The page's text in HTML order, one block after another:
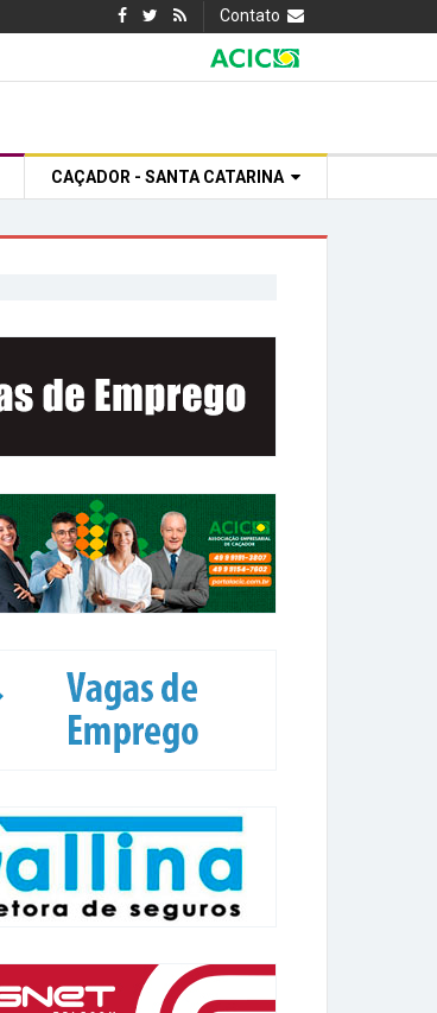
Contato
CAÇADOR - SANTA CATARINA